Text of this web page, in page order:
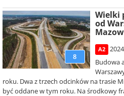
8
Wielki
od
A2
Budowa
roku. Dwa z trzech odcinków na trasie
być oddane w tym roku. Na środkowy